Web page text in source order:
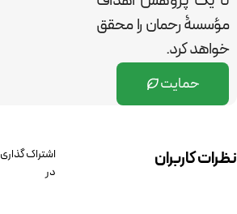
مؤسسۀ رحمان رامحقق
خواهد کرد.
حمایت
نظرات کاربران
اشتراک گذاری
در